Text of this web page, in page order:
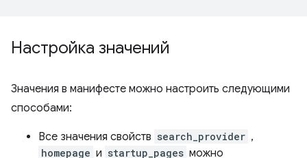
Настройка значений
Значения в манифесте можно настроить следующими
способами:
Все значения свойств search_provider ,
homepage и startup_pages можно